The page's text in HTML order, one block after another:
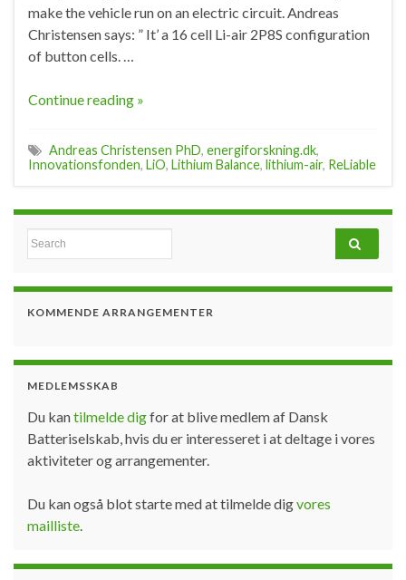
make the vehicle run on an electric circuit. Andreas
Christensen says: ” It’ a 16 cell Li-air 2P8S configuration
of button cells. …
Continue reading »
Andreas Christensen PhD, energiforskning.dk,
Innovationsfonden, LiO, Lithium Balance, lithium-air, ReLiable
Search for:
KOMMENDE ARRANGEMENTER
MEDLEMSSKAB
Du kantilmelde digfor at blive medlem af Dansk
Batteriselskab, hvis du er interesseret i at deltage i vores
aktiviteter og arrangementer.
Du kan også blot starte med at tilmelde digvores
mailliste